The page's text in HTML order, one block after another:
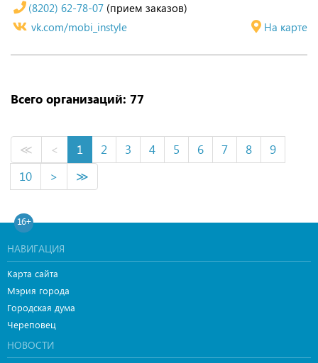
На карте
(8202) 62-78-07 (прием заказов)
vk.com/mobi_instyle
Всего организаций: 77
≪ < 1 2 3 4 5 6 7 8
9
10
> ≫
16+
НАВИГАЦИЯ
Карта сайта
Мэрия города
Городская дума
Череповец
НОВОСТИ